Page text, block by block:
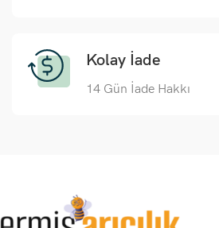
Kolay İade
14 Gün İade Hakkı